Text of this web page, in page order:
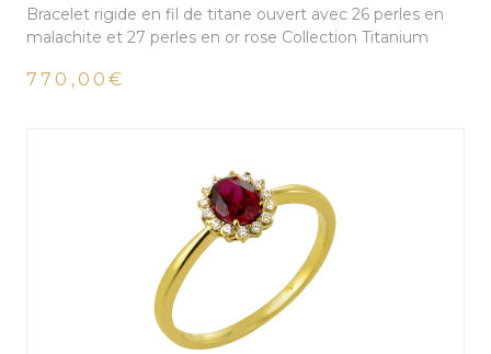
Bracelet rigide en fil de titane ouvert avec 26 perles en
malachite et 27 perles en or rose Collection Titanium
770,00€